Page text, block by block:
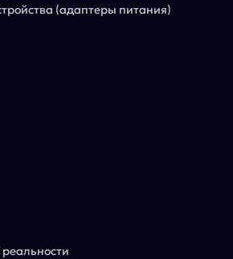
(адаптеры питания)